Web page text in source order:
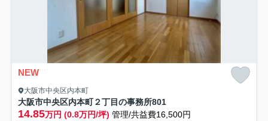
NEW
大阪市中央区内本町
大阪市中央区内本町２丁目の事務所801
14.85万円 (0.8万円/坪) 管理/共益費16,500円